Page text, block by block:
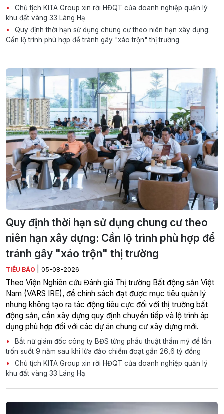
Chủ tịch KITA Group xin rời HĐQT của doanh nghiệp quản lý
khu đất vàng 33 Láng Hạ
Quy định thời hạn sử dụng chung cư theo niên hạn xây dựng:
Cần lộ trình phù hợp để tránh gây "xáo trộn" thị trường
Quy định thời hạn sử dụng chung cư theo
niên hạn xây dựng: Cần lộ trình phù hợp để
tránh gây "xáo trộn" thị trường
TIỂU BẢO 05-08-2026
Theo Viện Nghiên cứu Đánh giá Thị trường Bất động sản Việt
Nam (VARS IRE), để chính sách đạt được mục tiêu quản lý
nhưng không tạo ra tác động tiêu cực đối với thị trường bất
động sản, cần xây dựng quy định chuyển tiếp và lộ trình áp
dụng phù hợp đối với các dự án chung cư xây dựng mới.
Bắt nữ giám đốc công ty BĐS từng phẫu thuật thẩm mỹ để lẩn
trốn suốt 9 năm sau khi lừa đảo chiếm đoạt gần 26,6 tỷ đồng
Chủ tịch KITA Group xin rời HĐQT của doanh nghiệp quản lý
khu đất vàng 33 Láng Hạ